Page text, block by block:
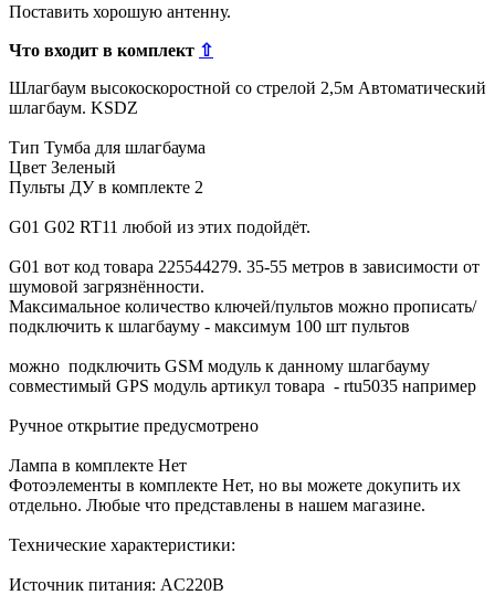
Поставить хорошую антенну.
Что входит в комплект ⇧
Шлагбаум высокоскоростной со стрелой 2,5м Автоматический
шлагбаум. KSDZ
Тип Тумба для шлагбаума
Цвет Зеленый
Пульты ДУ в комплекте 2
G01 G02 RT11 любой из этих подойдёт.
G01 вот код товара 225544279. 35-55 метров в зависимости от
шумовой загрязнённости.
Максимальное количество ключей/пультов можно прописать/
подключить к шлагбауму - максимум 100 шт пультов
можно подключить GSM модуль к данному шлагбауму
совместимый GPS модуль артикул товара - rtu5035 например
Ручное открытие предусмотрено
Лампа в комплекте Нет
Фотоэлементы в комплекте Нет, но вы можете докупить их
отдельно. Любые что представлены в нашем магазине.
Технические характеристики:
Источник питания: AC220B